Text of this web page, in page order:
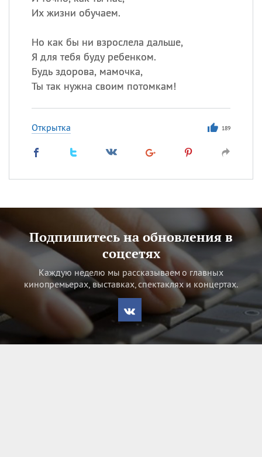
Их жизни обучаем.
Но как бы ни взрослела дальше,
Я для тебя буду ребенком.
Будь здорова, мамочка,
Ты так нужна своим потомкам!
Открытка 189
Подпишитесь на обновления в
соцсетях
Каждую неделю мы рассказываем о главных
кинопремьерах, выставках, спектаклях и концертах.